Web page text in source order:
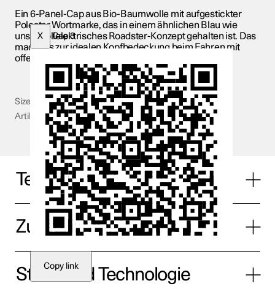
X Cap 3
Copy link
Ein 6-Panel-Cap aus Bio-Baumwolle mit aufgestickter
Polestar Wortmarke, das in einem ähnlichen Blau wie
unser vollelektrisches Roadster-Konzept gehalten ist. Das
macht es zur idealen Kopfbedeckung beim Fahren mit
offenem Dach.
Size
S/M - L/XL
Artikelnummer
PS036
Technische Spezifikationen
Zusätzliche Information
Stoffe und Technologie